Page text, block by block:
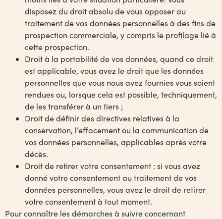
disposez du droit absolu de vous opposer au
traitement de vos données personnelles à des fins de
prospection commerciale, y compris le profilage lié à
cette prospection.
Droit à la portabilité de vos données, quand ce droit
est applicable, vous avez le droit que les données
personnelles que vous nous avez fournies vous soient
rendues ou, lorsque cela est possible, techniquement,
de les transférer à un tiers ;
Droit de définir des directives relatives à la
conservation, l’effacement ou la communication de
vos données personnelles, applicables après votre
décès.
Droit de retirer votre consentement : si vous avez
donné votre consentement au traitement de vos
données personnelles, vous avez le droit de retirer
votre consentement à tout moment.
Pour connaître les démarches à suivre concernant